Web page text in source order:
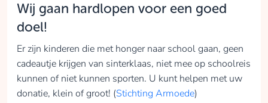
Wij gaan hardlopen voor een goed
doel!
Er zijn kinderen die met honger naar school gaan, geen
cadeautje krijgen van sinterklaas, niet mee op schoolreis
kunnen of niet kunnen sporten. U kunt helpen met uw
donatie, klein of groot! (Stichting Armoede)